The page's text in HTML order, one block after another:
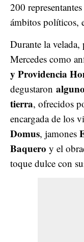
200
ámbitos políticos,
Durante la
Mercedes como
y Providencia
degustaron
tierra, ofrecidos
encargada de los
Domus, jamones
Baquero y el
toque dulce con